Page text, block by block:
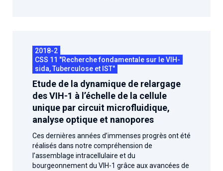
2018-2
CSS 11 "Recherche fondamentale sur le VIH-
sida, Tuberculose et IST"
Etude de la dynamique de relargage
des VIH-1 à l’échelle de la cellule
unique par circuit microfluidique,
analyse optique et nanopores
Ces dernières années d’immenses progrès ont été
réalisés dans notre compréhension de
l’assemblage intracellulaire et du
bourgeonnement du VIH-1 grâce aux avancées de